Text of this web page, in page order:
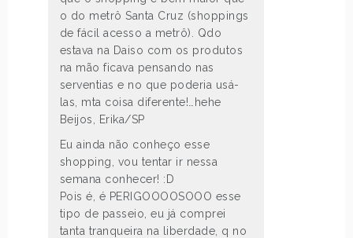
o do metrô Santa Cruz (shoppings
de fácil acesso a metrô). Qdo
estava na Daiso com os produtos
na mão ficava pensando nas
serventias e no que poderia usá-
las, mta coisa diferente!…hehe
Beijos, Erika/SP
Eu ainda não conheço esse
shopping, vou tentar ir nessa
semana conhecer! :D
Pois é, é PERIGOOOOSOOO esse
tipo de passeio, eu já comprei
tanta tranqueira na liberdade, q no